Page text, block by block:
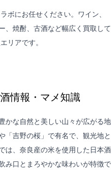
ボにお任せください。ワイン、
、焼酎、古酒など幅広く買取して
エリアです。
情報・マメ知識
かな自然と美しい山々が広がる地
「吉野の桜」で有名で、観光地と
は、奈良産の米を使用した日本酒
み口とまろやかな味わいが特徴で